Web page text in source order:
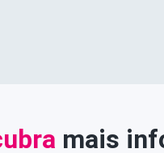
mais